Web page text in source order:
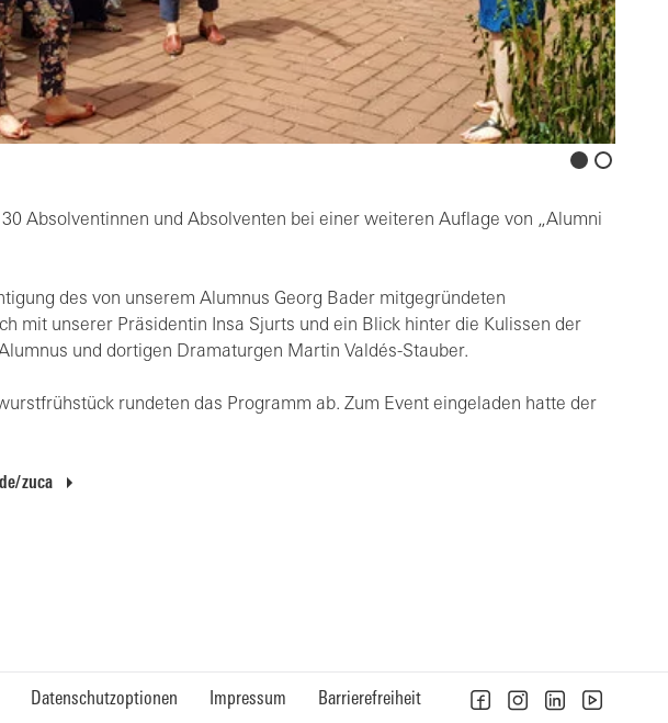
Absolventinnen und Absolventen bei einer weiteren Auflage von „Alumni
des von unserem Alumnus Georg Bader mitgegründeten
mit unserer Präsidentin Insa Sjurts und ein Blick hinter die Kulissen der
und dortigen Dramaturgen Martin Valdés-Stauber.
rundeten das Programm ab. Zum Event eingeladen hatte der
zuca
Datenschutzoptionen Impressum Barrierefreiheit